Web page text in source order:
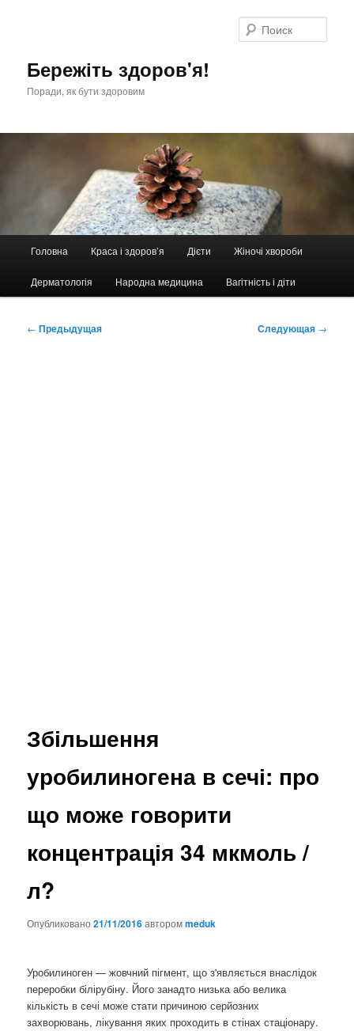
Бережіть здоров'я!
Поради, як бути здоровим
Головна Краса і здоров’я Дієти Жіночі хвороби
Дерматологія Народна медицина Вагітність і діти
Навигация
← Предыдущая Следующая →
Збільшення
уробилиногена в сечі: про
що може говорити
концентрація 34 мкмоль /
л?
Опубликовано21/11/2016авторомmeduk
Уробилиноген — жовчний пігмент, що з'являється внаслідок
переробки білірубіну. Його занадто низька або велика
кількість в сечі може стати причиною серйозних
захворювань, лікування яких проходить в стінах стаціонару.